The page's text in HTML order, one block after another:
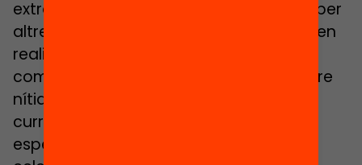
extraescolars, organitzats en ocasions per
altres entitats o empreses, presenten –en
realitat- en els currículums anomenats
competencials unes fronteres no sempre
nítides entre sí ni amb els horaris lectiu i
curricular. Les activitats de caràcter
especial (visites, sortides, estades o